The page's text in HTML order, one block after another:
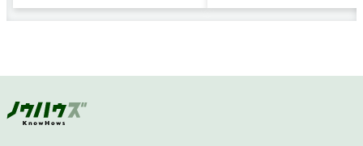
9,500万くらい、従業員は